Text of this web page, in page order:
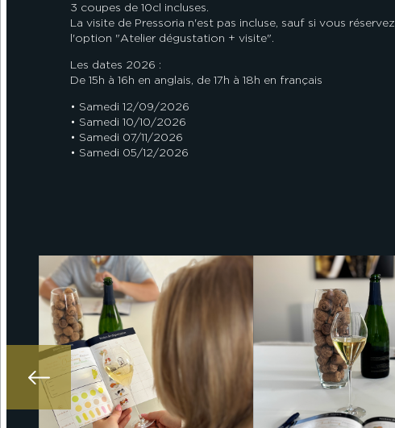
3 coupes de 10cl incluses.
La visite de Pressoria n'est pas incluse, sauf si vous réservez
l'option "Atelier dégustation + visite".
Les dates 2026 :
De 15h à 16h en anglais, de 17h à 18h en français
• Samedi 12/09/2026
• Samedi 10/10/2026
• Samedi 07/11/2026
• Samedi 05/12/2026